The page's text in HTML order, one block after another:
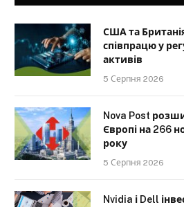
США та
співпрацю у
активів
5 Серпня 2026
Nova Post
Європі на 266
року
5 Серпня 2026
Nvidia і Dell